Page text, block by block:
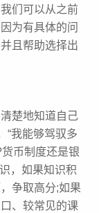
们可以从之前
为有具体的问
且帮助选择出
楚地知道自己
“我能够驾驭多
币制度还是银
，如果知识积
争取高分;如果
、较常见的课